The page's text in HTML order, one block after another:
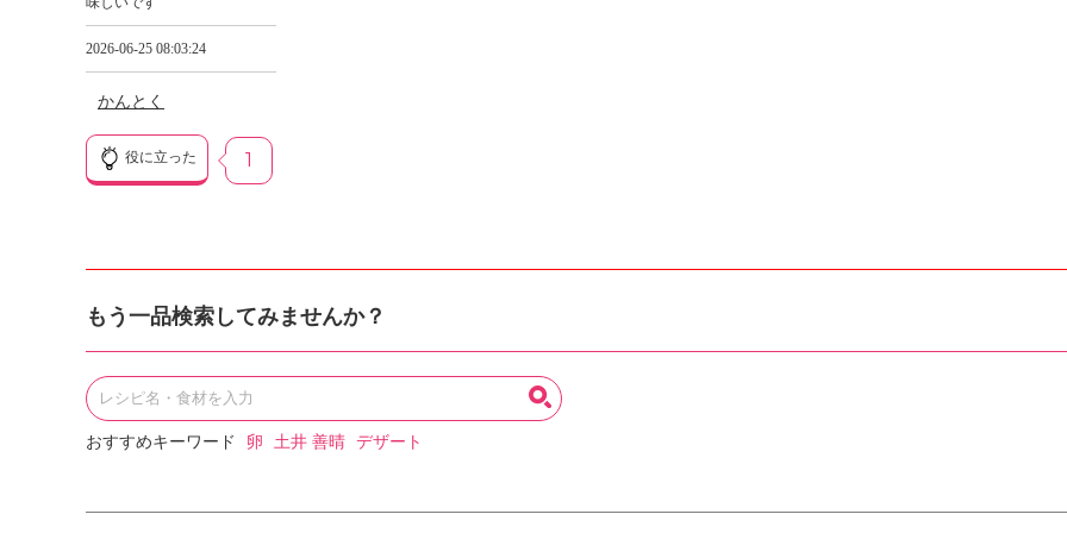
2026-06-25 08:03:24
かんとく
役に立った 1
もう一品検索してみませんか？
おすすめキーワード 卵 土井 善晴 デザート